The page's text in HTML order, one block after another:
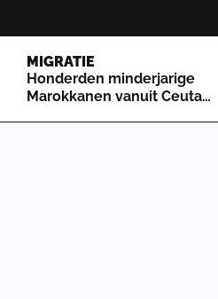
MIGRATIE
Honderden minderjarige
Marokkanen vanuit Ceuta